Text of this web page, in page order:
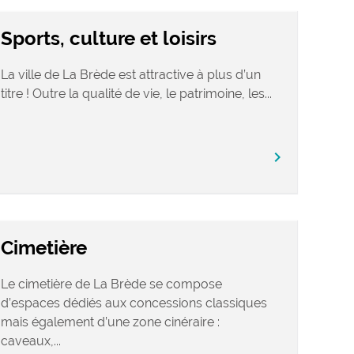
Sports, culture et loisirs
La ville de La Brède est attractive à plus d’un
titre ! Outre la qualité de vie, le patrimoine, les...
chevron_right
Cimetière
Le cimetière de La Brède se compose
d’espaces dédiés aux concessions classiques
mais également d’une zone cinéraire :
caveaux,...